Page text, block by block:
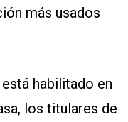
más usados
habilitado en
los titulares de